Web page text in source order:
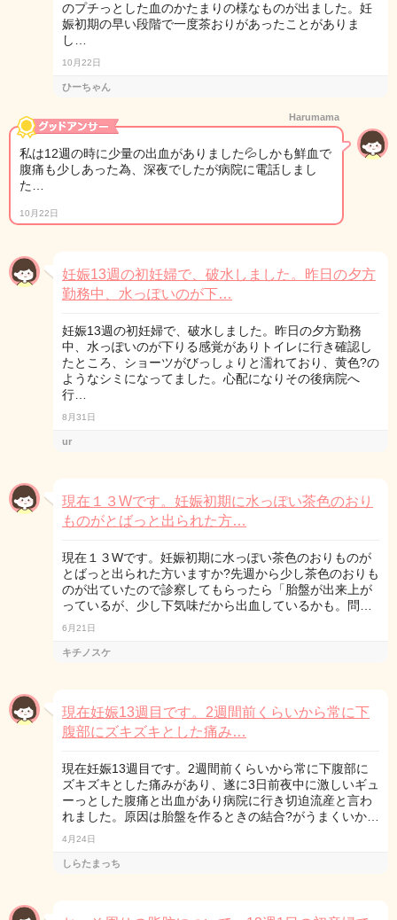
のプチっとした血のかたまりの様なものが出ました。妊
娠初期の早い段階で一度茶おりがあったことがありま
し…
10月22日
ひーちゃん
Harumama
私は12週の時に少量の出血がありました💦しかも鮮血で
腹痛も少しあった為、深夜でしたが病院に電話しまし
た…
10月22日
妊娠13週の初妊婦で、破水しました。昨日の夕方
勤務中、水っぽいのが下…
妊娠13週の初妊婦で、破水しました。昨日の夕方勤務
中、水っぽいのが下りる感覚がありトイレに行き確認し
たところ、ショーツがびっしょりと濡れており、黄色?の
ようなシミになってました。心配になりその後病院へ
行…
8月31日
ur
現在１３Wです。妊娠初期に水っぽい茶色のおり
ものがとばっと出られた方…
現在１３Wです。妊娠初期に水っぽい茶色のおりものが
とばっと出られた方いますか?先週から少し茶色のおりも
のが出ていたので診察してもらったら「胎盤が出来上が
っているが、少し下気味だから出血しているかも。問…
6月21日
キチノスケ
現在妊娠13週目です。2週間前くらいから常に下
腹部にズキズキとした痛み…
現在妊娠13週目です。2週間前くらいから常に下腹部に
ズキズキとした痛みがあり、遂に3日前夜中に激しいギュ
ーっとした腹痛と出血があり病院に行き切迫流産と言わ
れました。原因は胎盤を作るときの結合?がうまくいか…
4月24日
しらたまっち